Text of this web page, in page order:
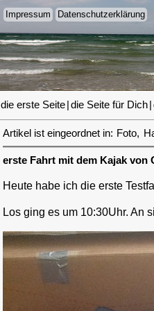
Impressum Datenschutzerklärung
die erste Seite die Seite für Dich
Artikel ist eingeordnet in: Foto,
erste Fahrt mit dem Kajak von
Heute habe ich die erste
Los ging es um 10:30Uhr. An